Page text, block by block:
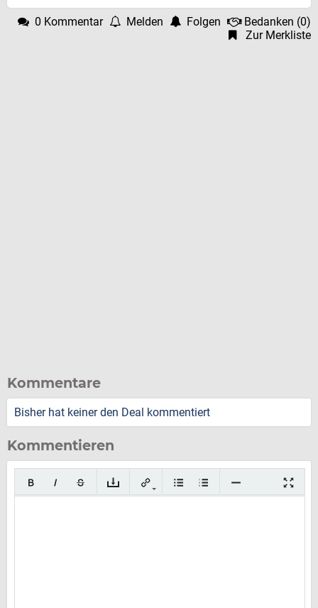
0 Kommentar Melden Folgen Bedanken (0)
Zur Merkliste
Kommentare
Bisher hat keiner den Deal kommentiert
Kommentieren